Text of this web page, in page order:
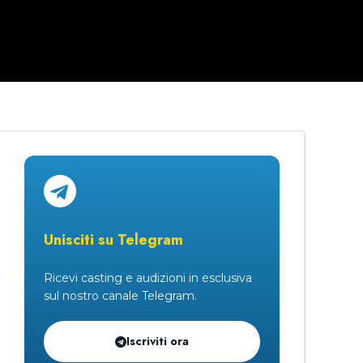
Unisciti su Telegram
Ricevi casting e audizioni in esclusiva
sul nostro canale Telegram.
Iscriviti ora